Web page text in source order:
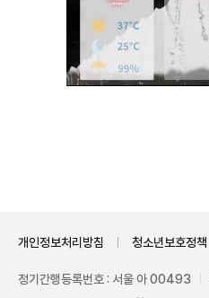
개인정보처리방침 청소년보호정책
정기간행등록번호 : 서울 아 00493